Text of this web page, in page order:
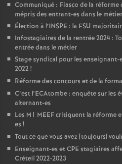
Communiqué : Fiasco de la
mépris des entrant-es dans le métier
Élection à l’INSPE : la FSU
Infostagiaires de la rentrée 2024 :
entrée dans le métier
Stage syndical pour les enseignant-
2022!
Réforme des concours et de la
C’est l’ECAtombe : enquête sur
alternant-es
Les M1 MEEFcritiquent la réforme
es !
Tout ce que vous avez (toujours)
Enseignant-es etCPE stagiaires
Créteil 2022-2023